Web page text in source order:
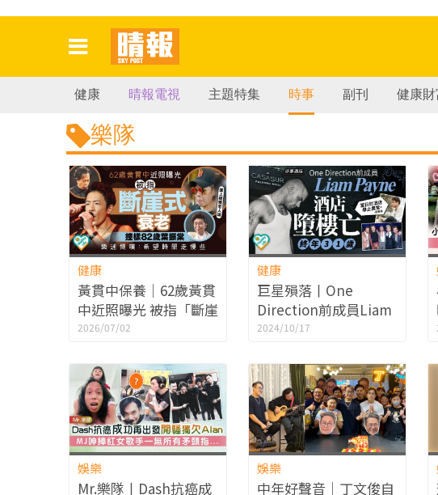
健康 晴報電視 主題特集 時事 副刊 健康財
樂隊
健康
黃貫中保養｜62歲黃貫
中近照曝光 被指「斷崖
式衰老」撞樣82歲葉振
走慢些
2026/07/02
健康
巨星殞落丨One
Direction前成員Liam
Payne 酒店墮樓亡終年
2024/10/17
娛樂
Mr.樂隊丨Dash抗癌成
娛樂
中年好聲音│丁文俊自